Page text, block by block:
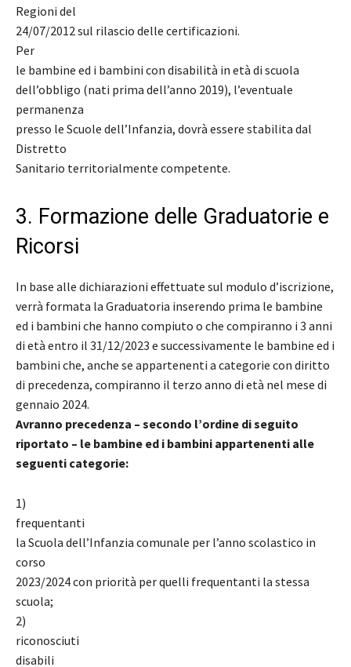
Regioni del
24/07/2012 sul rilascio delle certificazioni.
Per
le bambine ed i bambini con disabilità in età di scuola
dell’obbligo (nati prima dell’anno 2019), l’eventuale
permanenza
presso le Scuole dell’Infanzia, dovrà essere stabilita dal
Distretto
Sanitario territorialmente competente.
3. Formazione delle Graduatorie e
Ricorsi
In base alle dichiarazioni effettuate sul modulo d’iscrizione,
verrà formata la Graduatoria inserendo prima le bambine
ed i bambini che hanno compiuto o che compiranno i 3 anni
di età entro il 31/12/2023 e successivamente le bambine ed i
bambini che, anche se appartenenti a categorie con diritto
di precedenza, compiranno il terzo anno di età nel mese di
gennaio 2024.
Avranno precedenza – secondo l’ordine di seguito
riportato – le bambine ed i bambini appartenenti alle
seguenti categorie:
1)
frequentanti
la Scuola dell’Infanzia comunale per l’anno scolastico in
corso
2023/2024 con priorità per quelli frequentanti la stessa
scuola;
2)
riconosciuti
disabili